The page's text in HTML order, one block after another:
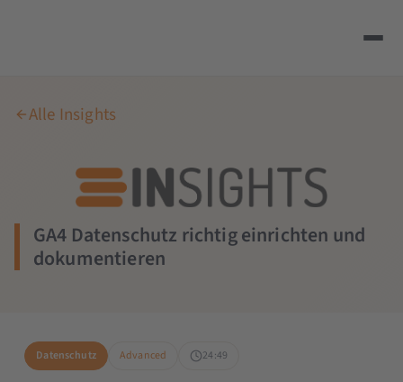
Alle Insights
GA4 Datenschutz richtig einrichten und
dokumentieren
Datenschutz Advanced 24:49